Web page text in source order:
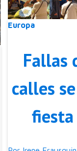
Europa
Fallas
calles
fiesta